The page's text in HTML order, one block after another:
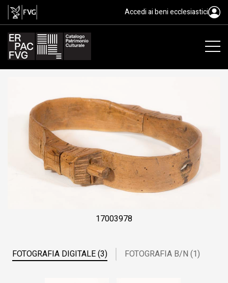
collare, cjavina Accedi ai beni ecclesiastici
17003978
FOTOGRAFIA DIGITALE (3) FOTOGRAFIA B/N (1)